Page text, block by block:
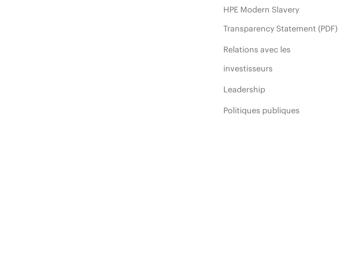
HPE Modern Slavery
Transparency Statement (PDF)
Relations avec les
investisseurs
Leadership
Politiques publiques